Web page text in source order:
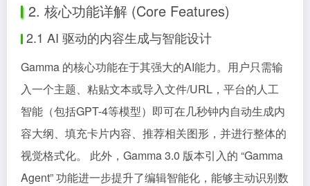
2. 核心功能详解 (Core Features)
2.1 AI 驱动的内容生成与智能设计
Gamma 的核心功能在于其强大的AI能力。用户只需输
入一个主题、粘贴文本或导入文件/URL，平台的人工
智能（包括GPT-4等模型）即可在几秒钟内自动生成内
容大纲、填充卡片内容、推荐相关图形，并进行整体的
视觉格式化。 此外，Gamma 3.0 版本引入的 “Gamma
Agent” 功能进一步提升了编辑智能化，能够主动识别数